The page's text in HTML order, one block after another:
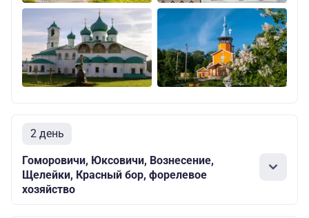
2 день
Гоморовичи, Юксовичи, Вознесение,
Щелейки, Красный бор, форелевое
хозяйство